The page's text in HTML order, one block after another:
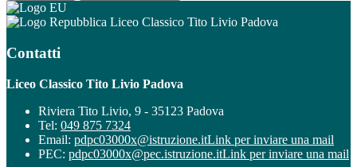
Liceo Classico Tito Livio Padova
Contatti
Liceo Classico Tito Livio Padova
Riviera Tito Livio, 9 - 35123 Padova
Tel: 049 875 7324
Email: pdpc03000x@istruzione.itLink per inviare una mail
PEC: pdpc03000x@pec.istruzione.itLink per inviare una mail